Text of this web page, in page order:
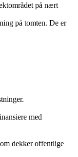
på nært
på tomten. De er
med
dekker offentlige